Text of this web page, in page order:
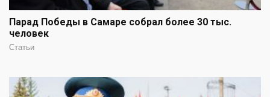
Парад Победы в Самаре собрал более 30 тыс.
человек
Статьи